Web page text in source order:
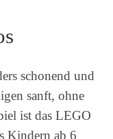
schonend und
sanft, ohne
ist das LEGO
Kindern ab 6